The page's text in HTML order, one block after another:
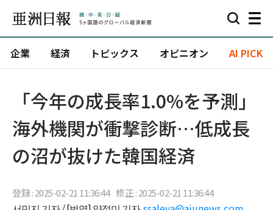
企業 経済 トピックス オピニオン AI PICK
「今年の成長率1.0%を予測」
海外機関が衝撃診断…低成長
の沼が抜けた韓国経済
登録 : 2025-02-21 11:36:44 修正 : 2025-02-21 11:36:44